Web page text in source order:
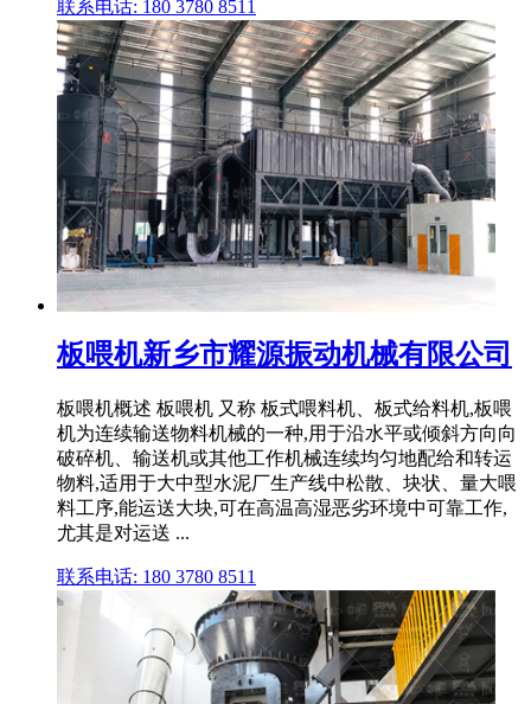
联系电话: 180 3780 8511
板喂机新乡市耀源振动机械有限公司
板喂机概述 板喂机 又称 板式喂料机、板式给料机,板喂
机为连续输送物料机械的一种,用于沿水平或倾斜方向向
破碎机、输送机或其他工作机械连续均匀地配给和转运
物料,适用于大中型水泥厂生产线中松散、块状、量大喂
料工序,能运送大块,可在高温高湿恶劣环境中可靠工作,
尤其是对运送 ...
联系电话: 180 3780 8511